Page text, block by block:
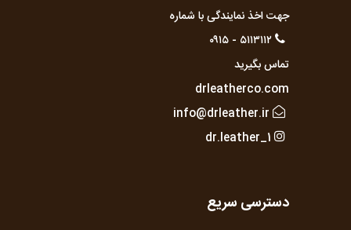
جهت اخذ نمایندگی با شماره
۵۱۱۳۱۱۲ - ۰۹۱۵
تماس بگیرید
drleatherco.com
info@drleather.ir
dr.leather_1
دسترسی سریع